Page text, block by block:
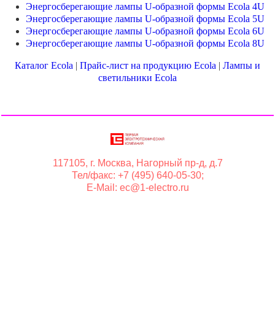
Энергосберегающие лампы U-образной формы Ecola 4U
Энергосберегающие лампы U-образной формы Ecola 5U
Энергосберегающие лампы U-образной формы Ecola 6U
Энергосберегающие лампы U-образной формы Ecola 8U
Каталог Ecola | Прайс-лист на продукцию Ecola | Лампы и
светильники Ecola
117105, г. Москва, Нагорный пр-д, д.7
Тел/факс: +7 (495) 640-05-30;
E-Mail: ec@1-electro.ru